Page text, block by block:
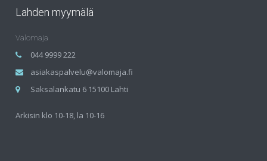
Lahden myymälä
Valomaja
044 9999 222
asiakaspalvelu@valomaja.fi
Saksalankatu 6 15100 Lahti
Arkisin klo 10-18, la 10-16